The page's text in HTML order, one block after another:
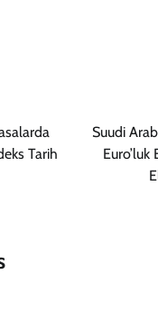
Tarih
Suudi
Euro’luk